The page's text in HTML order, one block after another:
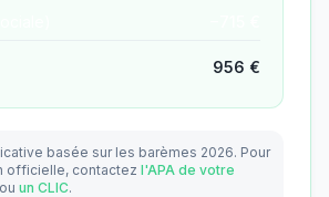
956 €
basée sur les barèmes 2026. Pour
officielle, contactez l'APA de votre
ou un CLIC.